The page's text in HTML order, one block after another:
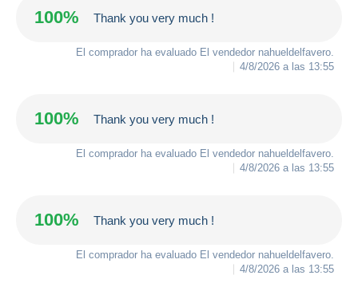
100% Thank you very much !
El comprador ha evaluado El vendedor nahueldelfavero.
4/8/2026 a las 13:55
100% Thank you very much !
El comprador ha evaluado El vendedor nahueldelfavero.
4/8/2026 a las 13:55
100% Thank you very much !
El comprador ha evaluado El vendedor nahueldelfavero.
4/8/2026 a las 13:55